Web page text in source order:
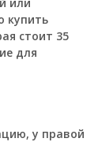
купить
стоит 35
для
у правой